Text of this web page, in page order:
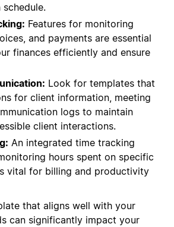
Features for monitoring
and payments are essential
finances efficiently and ensure
Look for templates that
for client information, meeting
logs to maintain
client interactions.
An integrated time tracking
hours spent on specific
vital for billing and productivity
that aligns well with your
can significantly impact your